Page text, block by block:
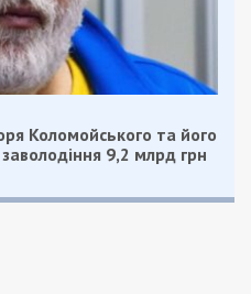
двох сотень
статистика. Експерти
зведених ще за
змінили свій статус.
з нерухомості:«У
бомбосховищ. І